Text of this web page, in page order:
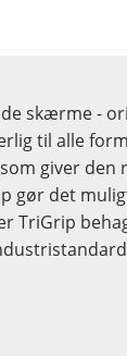
skærme -
til alle
giver
gør det
TriGrip